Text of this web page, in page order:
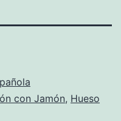
con Jamón, Hueso